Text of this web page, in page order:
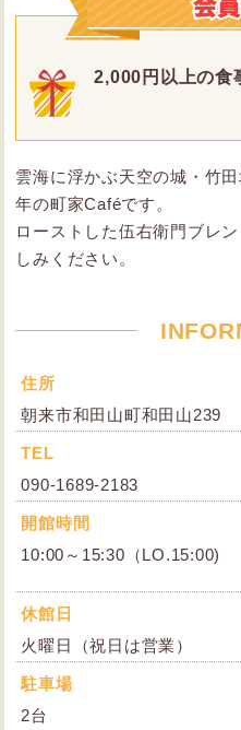
2,000円以上の食
雲海に浮かぶ天空の城・竹
年の町家Caféです。
ローストした伍右衛門ブレ
しみください。
住所
朝来市和田山町和田山239
TEL
090-1689-2183
開館時間
10:00～15:30（LO.15:00)
休館日
火曜日（祝日は営業）
駐車場
2台